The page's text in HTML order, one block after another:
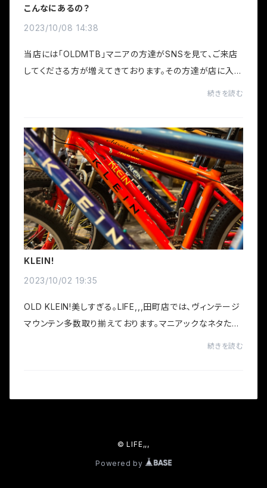
こんなにあるの？
2023/10/08 14:38
当店には「OLDMTB」マニアの方達がSNSを見て、ご来店
してくださる方が増えてきております。その方達が店に入っ
続きを読む
KLEIN!
2023/10/02 19:35
OLD KLEIN!美しすぎる。LIFE,,,田町店では、ヴィンテージ
マウンテン多数取り揃えております。マニアックなネタたく
続きを読む
© LIFE,,,
Powered by